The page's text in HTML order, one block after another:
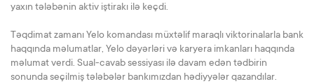
yaxın tələbənin aktiv iştirakı ilə keçdi.
Təqdimat zamanı Yelo komandası müxtəlif maraqlı viktorinalarla bank
haqqında məlumatlar, Yelo dəyərləri və karyera imkanları haqqında
məlumat verdi. Sual-cavab sessiyası ilə davam edən tədbirin
sonunda seçilmiş tələbələr bankımızdan hədiyyələr qazandılar.